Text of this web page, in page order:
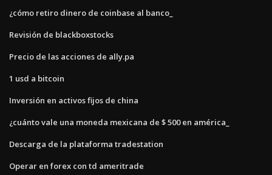
¿cómo retiro dinero de coinbase al banco_
Revisión de blackboxstocks
Precio de las acciones de ally.pa
1 usd a bitcoin
Inversión en activos fijos de china
¿cuánto vale una moneda mexicana de $ 500 en américa_
Descarga de la plataforma tradestation
Operar en forex con td ameritrade